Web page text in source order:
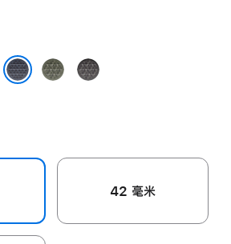
苍
深
42 毫米